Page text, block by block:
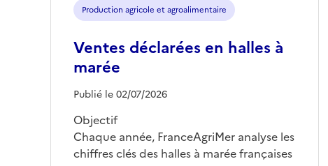
Production agricole et agroalimentaire
Ventes déclarées en halles à
marée
Publié le 02/07/2026
Objectif
Chaque année, FranceAgriMer analyse les
chiffres clés des halles à marée françaises